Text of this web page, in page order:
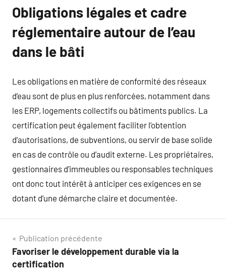
Obligations légales et cadre
réglementaire autour de l’eau
dans le bâti
Les obligations en matière de conformité des réseaux
d’eau sont de plus en plus renforcées, notamment dans
les ERP, logements collectifs ou bâtiments publics. La
certification peut également faciliter l’obtention
d’autorisations, de subventions, ou servir de base solide
en cas de contrôle ou d’audit externe. Les propriétaires,
gestionnaires d’immeubles ou responsables techniques
ont donc tout intérêt à anticiper ces exigences en se
dotant d’une démarche claire et documentée.
Navigation
de
Publication précédente
Favoriser le développement durable via la
certification